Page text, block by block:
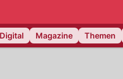
Digital Magazine Themen